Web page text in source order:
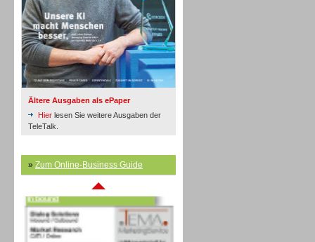
Ältere Ausgaben als ePaper
Hier lesen Sie weitere Ausgaben der
TeleTalk.
» Zum Online-Business Guide
Inbound